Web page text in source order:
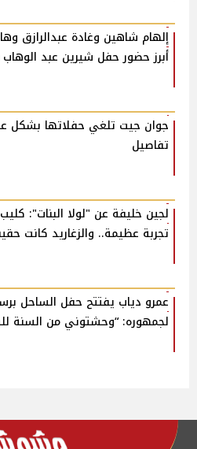
إلهام شاهين وغادة عبدالرازق
أبرز حضور حفل شيرين عبد الوهاب
جوان جيت تلغي حفلاتها بشكل
تفاصيل
لجين خليفة عن "لولا البنات":
تجربة عظيمة.. والزغاريد كانت
عمرو دياب يفتتح حفل الساحل
لجمهوره: “وحشتوني من السنة